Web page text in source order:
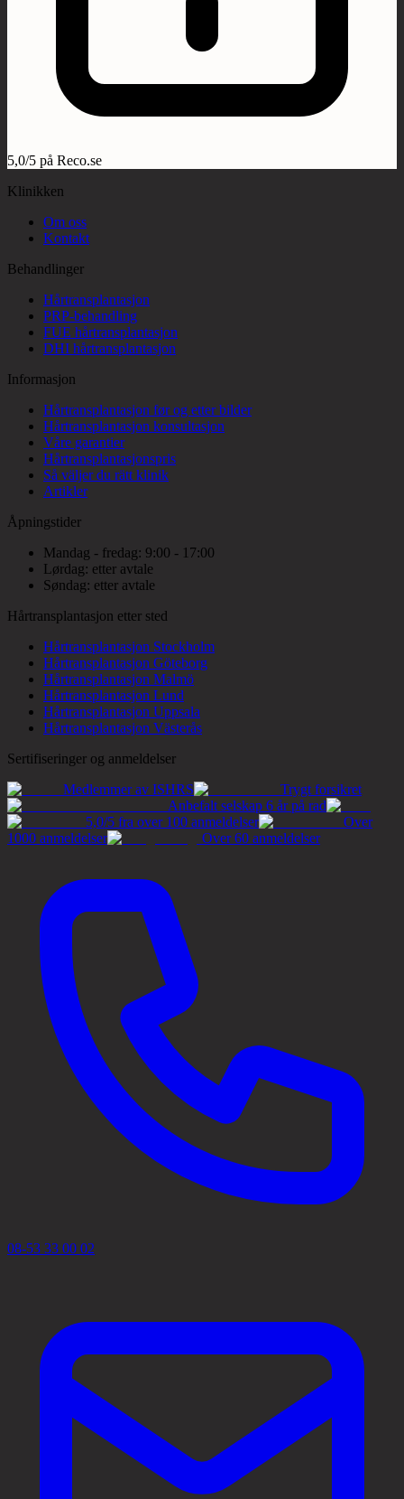
5,0/5 på Reco.se
Klinikken
Om oss
Kontakt
Behandlinger
Hårtransplantasjon
PRP-behandling
FUE hårtransplantasjon
DHI hårtransplantasjon
Informasjon
Hårtransplantasjon før og etter bilder
Hårtransplantasjon konsultasjon
Våre garantier
Hårtransplantasjonspris
Så väljer du rätt klinik
Artikler
Åpningstider
Mandag - fredag: 9:00 - 17:00
Lørdag: etter avtale
Søndag: etter avtale
Hårtransplantasjon etter sted
Hårtransplantasjon Stockholm
Hårtransplantasjon Göteborg
Hårtransplantasjon Malmö
Hårtransplantasjon Lund
Hårtransplantasjon Uppsala
Hårtransplantasjon Västerås
Sertifiseringer og anmeldelser
Medlemmer av ISHRS
Trygt forsikret
Anbefalt selskap 6 år på rad
5,0/5 fra over 100 anmeldelser
Over
1000 anmeldelser
Over 60 anmeldelser
08-53 33 00 02